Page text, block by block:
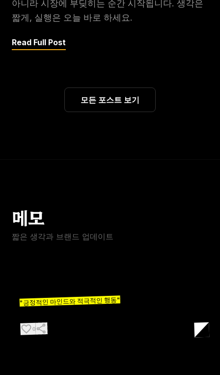
아니라 시장에 부딪히는 순간 시작됩니다. 생각은
짧게, 실행은 오늘 바로 하세요.
Read Full Post
모든 포스트 보기
메모
짧은 생각과 브랜드 업데이트
"긍정적인 마인드와 적극적인 행동"
이 한 문장 마음 속에 담아두고 잊지 않으려고 노력합니다.
favorite_border0share